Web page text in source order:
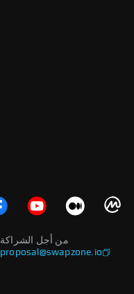
من أجل الشراكة
proposal@swapzone.io